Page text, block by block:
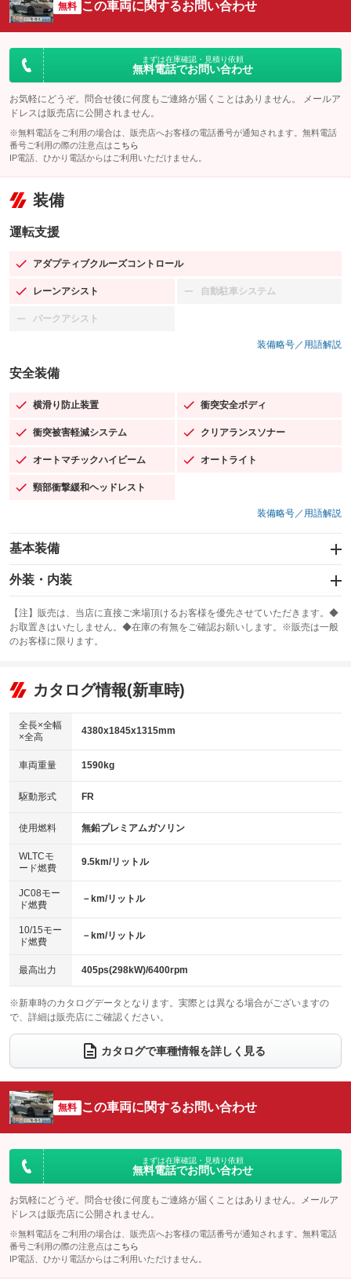
無料 この車両に関するお問い合わせ
まずは在庫確認・見積り依頼
無料電話でお問い合わせ
お気軽にどうぞ。問合せ後に何度もご連絡が届くことはありません。 メールア
ドレスは販売店に公開されません。
※無料電話をご利用の場合は、販売店へお客様の電話番号が通知されます。無料電話
番号ご利用の際の注意点は こちら
IP電話、ひかり電話からはご利用いただけません。
装備
運転支援
アダプティブクルーズコントロール
：装備あり
レーンアシスト
：装備あり 自動駐車システム
：装備なし
パークアシスト
：装備なし
装備略号／用語解説
安全装備
横滑り防止装置
：装備あり 衝突安全ボディ
：装備あり
衝突被害軽減システム
：装備あり クリアランスソナー
：装備あり
オートマチックハイビーム
：装備あり オートライト
：装備あり
頸部衝撃緩和ヘッドレスト
：装備あり
装備略号／用語解説
基本装備
エアバッグ：運転席/助手席/サイド
：装備あり
：装備なし
サンルーフ
：装備なし ABS
リフトアップ
：装備なし
：装備なし
パワーウィンドウ
アイドリングストップ
：装備なし
USB入力端子
：装備あり
100V電源
：装備なし
センターデフロック
：装備なし
電動格納ミラー
：装備あり
外装・内装
カーナビ：メモリーナビ他
：装備あり
TV：フルセグ
：装備あり
ビジュアル
：装備なし
：装備あり
革シート
キーレス
HID(キセノンライト)
：装備なし
バックカメラ
：装備あり
エアロ
：装備なし
：装備なし
パワーシート
ベンチシート
：装備なし
チップアップシート
：装備なし
：装備なし ：装備あり
ウォークスルー
：装備なし
電動リアゲート フロントカメラ
：装備なし
：装備なし ：装備なし
サイドカメラ
：装備なし ルーフレール
：装備なし
：装備なし
：装備なし
【注】販売は、当店に直接ご来場頂けるお客様を優先させていただきます。◆
お取置きはいたしません。◆在庫の有無をご確認お願いします。※販売は一般
のお客様に限ります。
カタログ情報(新車時)
全長×全幅
×全高
4380x1845x1315mm
車両重量 1590kg
駆動形式 FR
使用燃料 無鉛プレミアムガソリン
WLTCモ
ード燃費
9.5km/リットル
JC08モー
ド燃費
－km/リットル
10/15モー
ド燃費
－km/リットル
最高出力 405ps(298kW)/6400rpm
※新車時のカタログデータとなります。実際とは異なる場合がございますの
で、詳細は販売店にご確認ください。
カタログで車種情報を詳しく見る
無料 この車両に関するお問い合わせ
まずは在庫確認・見積り依頼
無料電話でお問い合わせ
お気軽にどうぞ。問合せ後に何度もご連絡が届くことはありません。メールア
ドレスは販売店に公開されません。
※無料電話をご利用の場合は、販売店へお客様の電話番号が通知されます。無料電話
番号ご利用の際の注意点は こちら
IP電話、ひかり電話からはご利用いただけません。